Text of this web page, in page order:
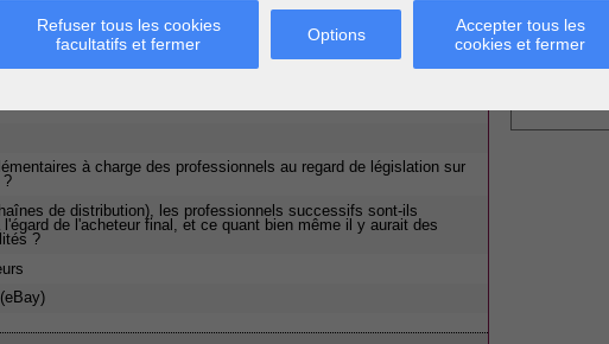
Refuser tous les cookies
facultatifs et fermer
Options
Accepter tous les
cookies et fermer
) Cette page a été vue 0
dont
le mois dernier.
SUSCEPTIBLES DE VOUS INTERESSER:
à charge des professionnels au regard de législation sur
?
de distribution), les professionnels successifs sont-ils
de l'acheteur final, et ce quant bien même il y aurait des
?
Agents